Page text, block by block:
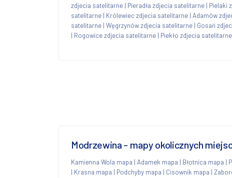
zdjecia satelitarne | Pieradła zdjecia satelitarne | Pielaki
satelitarne | Królewiec zdjecia satelitarne | Adamów
satelitarne | Węgrzynów zdjecia satelitarne | Gosań
| Rogowice zdjecia satelitarne | Piekło zdjecia satelitarne
Modrzewina - mapy okolicznych
Kamienna Wola mapa | Adamek mapa | Błotnica mapa |
| Krasna mapa | Podchyby mapa | Cisownik mapa |